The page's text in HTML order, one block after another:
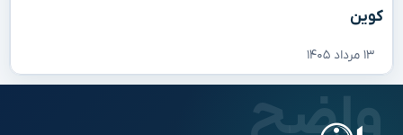
کوین
۱۳ مرداد ۱۴۰۵